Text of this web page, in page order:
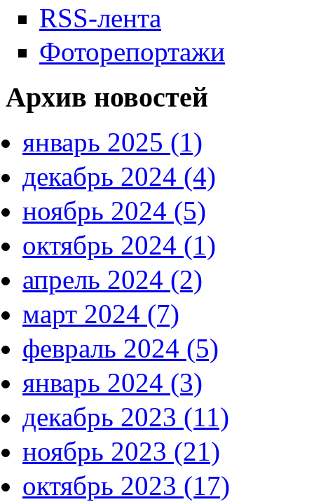
RSS-лента
Фоторепортажи
Архив новостей
январь 2025 (1)
декабрь 2024 (4)
ноябрь 2024 (5)
октябрь 2024 (1)
апрель 2024 (2)
март 2024 (7)
февраль 2024 (5)
январь 2024 (3)
декабрь 2023 (11)
ноябрь 2023 (21)
октябрь 2023 (17)